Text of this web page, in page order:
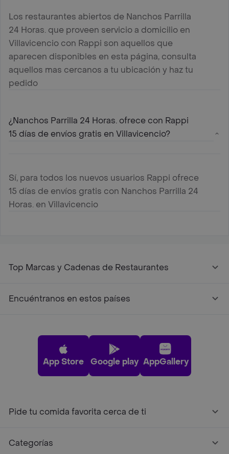
Los restaurantes abiertos de Nanchos Parrilla
24 Horas. que proveen servicio a domicilio en
Villavicencio con Rappi son aquellos que
aparecen disponibles en esta página, consulta
aquellos mas cercanos a tu ubicación y haz tu
pedido
¿Nanchos Parrilla 24 Horas. ofrece con Rappi
15 días de envíos gratis en Villavicencio?
Sí, para todos los nuevos usuarios Rappi ofrece
15 días de envíos gratis con Nanchos Parrilla 24
Horas. en Villavicencio
Top Marcas y Cadenas de Restaurantes
Encuéntranos en estos países
App Store Google play AppGallery
Pide tu comida favorita cerca de ti
Categorías